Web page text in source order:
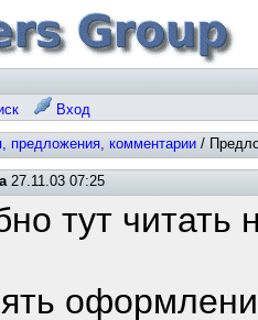
Вход
предложения, комментарии /
27.11.03 07:25
тут